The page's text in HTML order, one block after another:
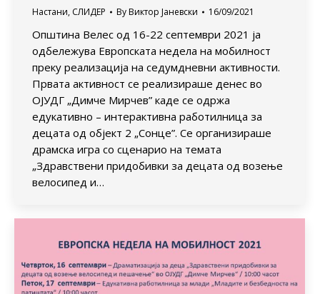
Настани, СЛИДЕР By Виктор Јаневски 16/09/2021
Општина Велес од 16-22 септември 2021 ја
одбележува Европската недела на мобилност
преку реализација на седумдневни активности.
Првата активност се реализираше денес во
ОЈУДГ „Димче Мирчев” каде се одржа
едукативно – интерактивна работилница за
децата од објект 2 „Сонце”. Се организираше
драмска игра со сценарио на темата
„Здравствени придобивки за децата од возење
велосипед и…